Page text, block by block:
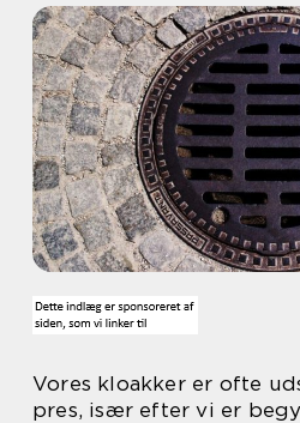
Vores kloakker er ofte
pres, især efter vi er